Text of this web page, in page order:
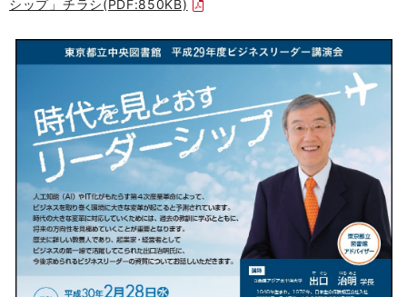
シップ」チラシ(PDF:850KB)